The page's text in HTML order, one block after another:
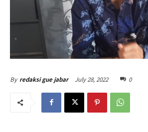
By redaksi gue jabar July 28, 2022 0